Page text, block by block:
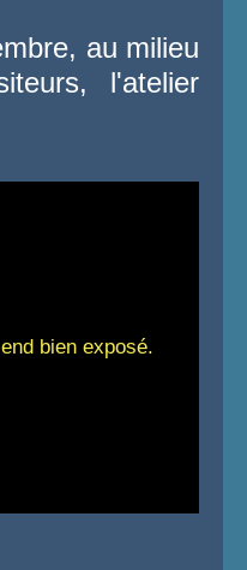
au milieu
l'atelier